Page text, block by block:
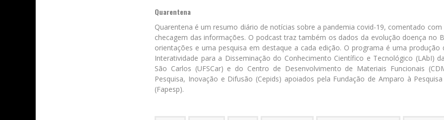
Quarentena
Quarentena é um resumo diário de notícias sobre a pandemia covid-19, comentado
checagem das informações. O podcast traz também os dados da evolução doença no
orientações e uma pesquisa em destaque a cada edição. O programa é uma
Interatividade para a Disseminação do Conhecimento Científico e Tecnológico (LAbI)
São Carlos (UFSCar) e do Centro de Desenvolvimento de Materiais Funcionais
Pesquisa, Inovação e Difusão (Cepids) apoiados pela Fundação de Amparo à
(Fapesp).